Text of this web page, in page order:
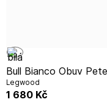
Bull Bianco Obuv Peter
Legwood
1 680 Kč